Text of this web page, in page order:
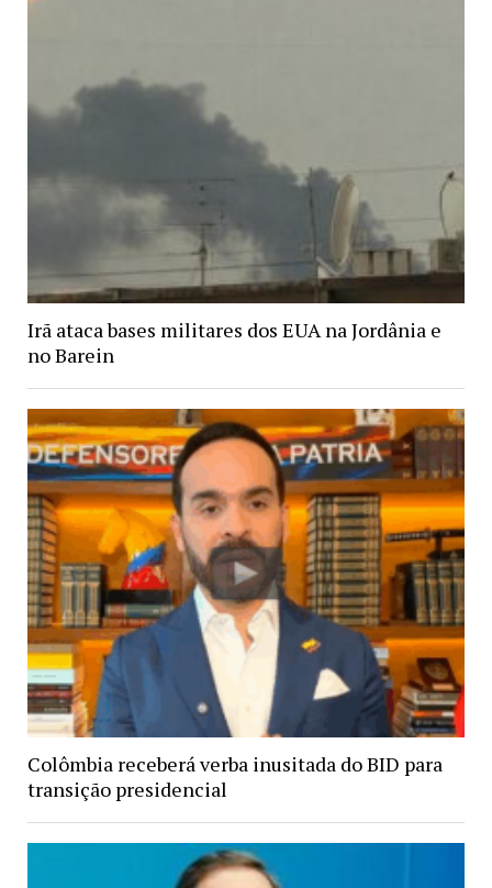
Irã ataca bases militares dos EUA na Jordânia e
no Barein
Colômbia receberá verba inusitada do BID para
transição presidencial